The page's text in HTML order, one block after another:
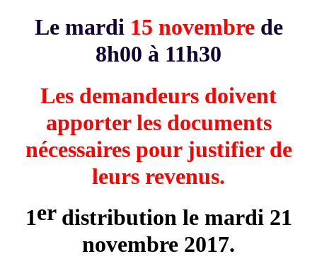
Le mardi 15 novembrede
8h00 à 11h30
Les demandeurs doivent
apporter les documents
nécessaires pour justifier de
leurs revenus.
1erdistribution le mardi 21
novembre 2017.